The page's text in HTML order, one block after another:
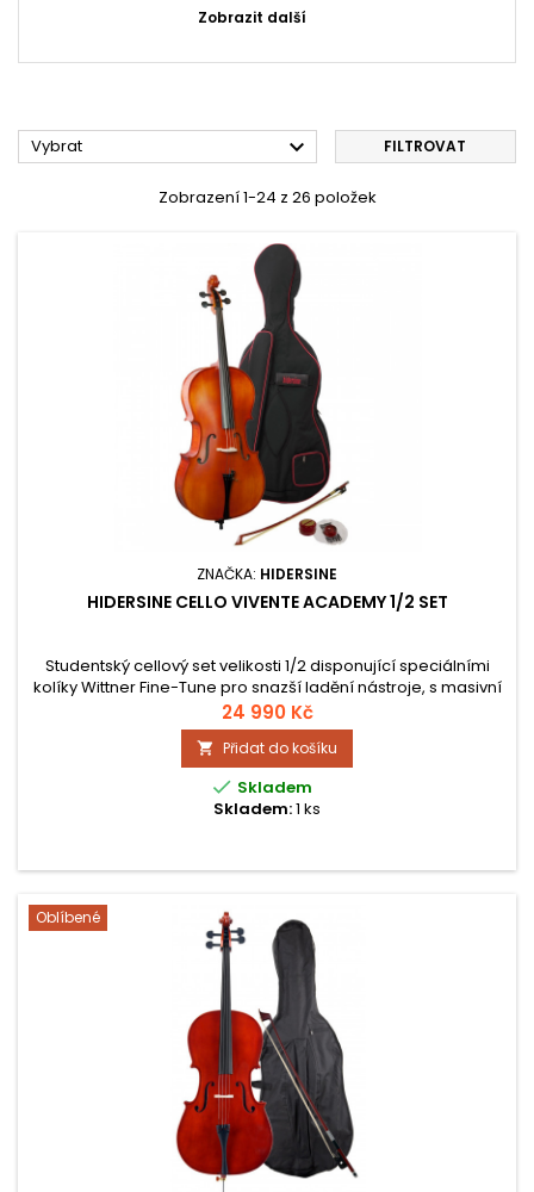
Zobrazit další
Vybrat  FILTROVAT
Zobrazení 1-24 z 26 položek
ZNAČKA: HIDERSINE
HIDERSINE CELLO VIVENTE ACADEMY 1/2 SET
Studentský cellový set velikosti 1/2 disponující speciálními
kolíky Wittner Fine-Tune pro snazší ladění nástroje, s masivní
smrkovou horní deskou a luby a zadní deskou z javorového
masivu. Součástí setu je také kvalitní smyčec z
brazilwood, gigbag s kapsou na smyčec na příslušenství a
kalafuna Hidersine Rosin.
24 990 Kč
 Přidat do košíku
 Skladem
Skladem:1 ks
Oblíbené